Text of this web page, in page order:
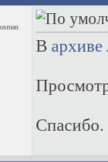
В архиве
Спасибо.